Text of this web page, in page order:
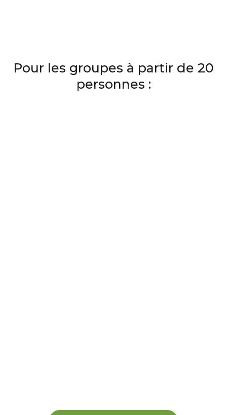
Pour les groupes à partir de 20
personnes :